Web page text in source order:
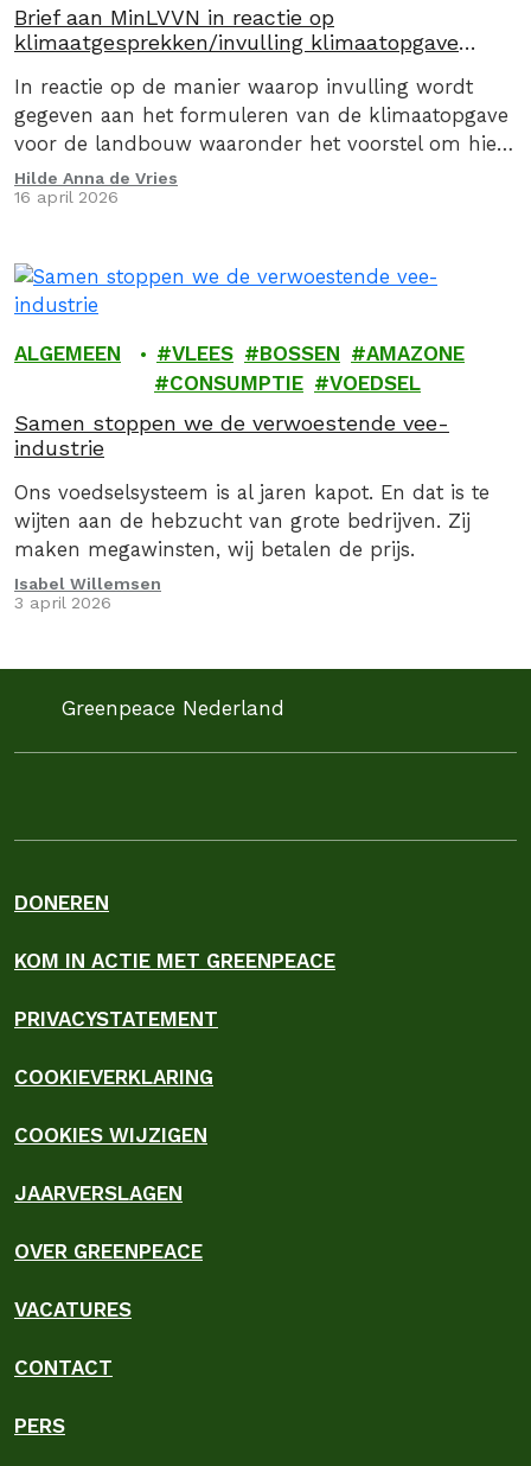
Brief aan MinLVVN in reactie op
klimaatgesprekken/invulling klimaatopgave
In reactie op de manier waarop invulling wordt
gegeven aan het formuleren van de klimaatopgave
voor de landbouw waaronder het voorstel om hier
via een convenant invulling aan te geven, stuurden
we op 16 april 2026, samen met de Caring Farmers
Minister van Landbouw, Visserij, Voedselzekerheid…
Hilde Anna de Vries
16 april 2026
ALGEMEEN VLEES BOSSEN
AMAZONE
CONSUMPTIE
VOEDSEL
Samen stoppen we de verwoestende vee-
industrie
Ons voedselsysteem is al jaren kapot. En dat is te
wijten aan de hebzucht van grote bedrijven. Zij
maken megawinsten, wij betalen de prijs.
Isabel Willemsen
3 april 2026
Greenpeace Nederland
DONEREN
KOM IN ACTIE MET GREENPEACE
PRIVACYSTATEMENT
COOKIEVERKLARING
COOKIES WIJZIGEN
JAARVERSLAGEN
OVER GREENPEACE
VACATURES
CONTACT
PERS